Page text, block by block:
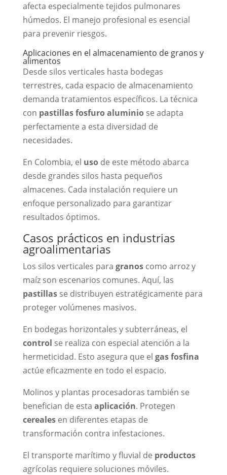
afecta especialmente tejidos pulmonares
húmedos. El manejo profesional es esencial
para prevenir riesgos.
Aplicaciones en el almacenamiento de granos y
alimentos
Desde silos verticales hasta bodegas
terrestres, cada espacio de almacenamiento
demanda tratamientos específicos. La técnica
con pastillas fosfuro aluminiose adapta
perfectamente a esta diversidad de
necesidades.
En Colombia, el usode este método abarca
desde grandes silos hasta pequeños
almacenes. Cada instalación requiere un
enfoque personalizado para garantizar
resultados óptimos.
Casos prácticos en industrias
agroalimentarias
Los silos verticales para granoscomo arroz y
maíz son escenarios comunes. Aquí, las
pastillasse distribuyen estratégicamente para
proteger volúmenes masivos.
En bodegas horizontales y subterráneas, el
control se realiza con especial atención a la
hermeticidad. Esto asegura que el gas fosfina
actúe eficazmente en todo el espacio.
Molinos y plantas procesadoras también se
benefician de esta aplicación. Protegen
cerealesen diferentes etapas de
transformación contra infestaciones.
El transporte marítimo y fluvial de productos
agrícolas requiere soluciones móviles.